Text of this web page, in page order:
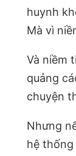
huynh
Mà vì
Và niềm
quảng
chuyện
Nhưng
hệ thống